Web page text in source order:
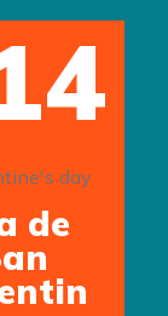
de